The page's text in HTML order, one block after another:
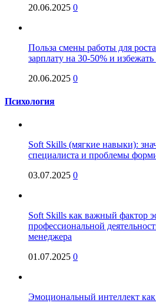
20.06.2025 0
Польза смены работы для
зарплату на 30-50% и избежать
20.06.2025 0
Психология
Soft Skills (мягкие навыки):
специалиста и проблемы
03.07.2025 0
Soft Skills как важный фактор
профессиональной
менеджера
01.07.2025 0
Эмоциональный интеллект как